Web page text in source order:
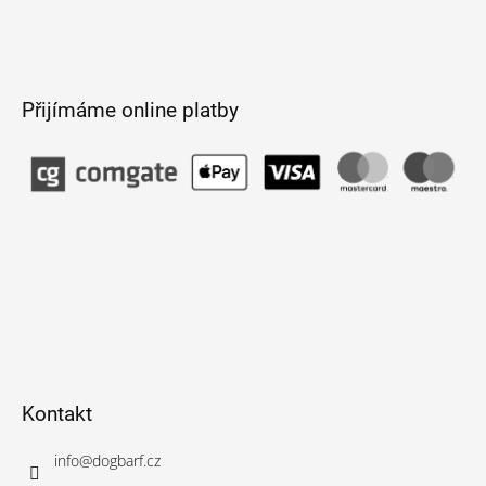
Přijímáme online platby
Kontakt
info@dogbarf.cz